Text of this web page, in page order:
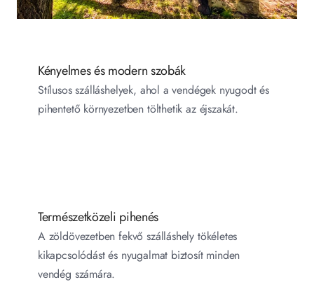
Kényelmes és modern szobák
Stílusos szálláshelyek, ahol a vendégek nyugodt és
pihentető környezetben tölthetik az éjszakát.
Természetközeli pihenés
A zöldövezetben fekvő szálláshely tökéletes
kikapcsolódást és nyugalmat biztosít minden
vendég számára.